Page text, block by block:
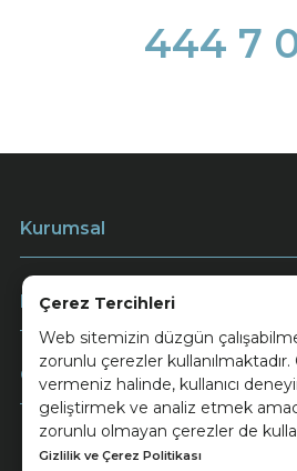
Çerez Tercihleri
Web sitemizin düzgün
zorunlu çerezler kullanılmaktadır.
vermeniz halinde, kullanıcı
geliştirmek ve analiz etmek
zorunlu olmayan çerezler de
Gizlilik ve Çerez Politikası
444 7
Kurumsal
Müşteri Hizmetleri
Ödeme